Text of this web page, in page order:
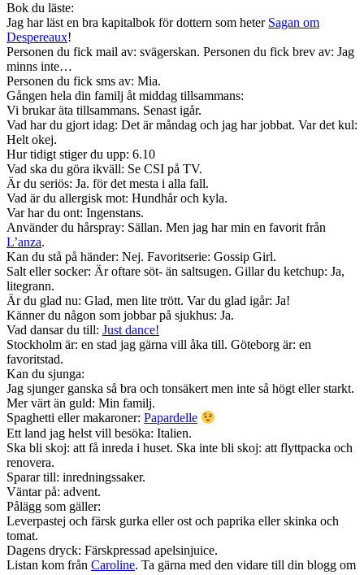
Bok du läste:
Jag har läst en bra kapitalbok för dottern som heter Sagan om
Despereaux!
Personen du fick mail av: svägerskan. Personen du fick brev av: Jag
minns inte…
Personen du fick sms av: Mia.
Gången hela din familj åt middag tillsammans:
Vi brukar äta tillsammans. Senast igår.
Vad har du gjort idag: Det är måndag och jag har jobbat. Var det kul:
Helt okej.
Hur tidigt stiger du upp: 6.10
Vad ska du göra ikväll: Se CSI på TV.
Är du seriös: Ja. för det mesta i alla fall.
Vad är du allergisk mot: Hundhår och kyla.
Var har du ont: Ingenstans.
Använder du hårspray: Sällan. Men jag har min en favorit från
L’anza.
Kan du stå på händer: Nej. Favoritserie: Gossip Girl.
Salt eller socker: Är oftare söt- än saltsugen. Gillar du ketchup: Ja,
litegrann.
Är du glad nu: Glad, men lite trött. Var du glad igår: Ja!
Känner du någon som jobbar på sjukhus: Ja.
Vad dansar du till: Just dance!
Stockholm är: en stad jag gärna vill åka till. Göteborg är: en
favoritstad.
Kan du sjunga:
Jag sjunger ganska så bra och tonsäkert men inte så högt eller starkt.
Mer värt än guld: Min familj.
Spaghetti eller makaroner: Papardelle
Ett land jag helst vill besöka: Italien.
Ska bli skoj: att få inreda i huset. Ska inte bli skoj: att flyttpacka och
renovera.
Sparar till: inredningssaker.
Väntar på: advent.
Pålägg som gäller:
Leverpastej och färsk gurka eller ost och paprika eller skinka och
tomat.
Dagens dryck: Färskpressad apelsinjuice.
Listan kom från Caroline. Ta gärna med den vidare till din blogg om